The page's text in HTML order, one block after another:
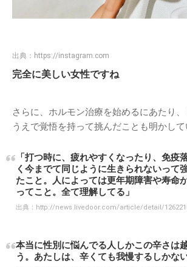
出典： https://instagram.com
完全に美しい女性ですね
さらに、ホルモン治療を始めるにあたり
うえで覚悟を持って挑んだことも明かして
「打つ時に、疲れやすくなったり、免疫
く今までて同じように生きられないって
たこと。人によっては更年期障害や寿命
ってこと。全て理解してる」
出典： http://news.livedoor.com/article/detail/
本当に性別に悩んでる人しかこの辛さは
う。あたしは、辛くても我慢するしかな